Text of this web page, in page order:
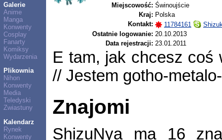
Galerie
Anime
Manga
Konwenty
Cosplay
Fanarty
Komiksy
Wydarzenia
Plikownia
Nihon
Konwenty
Media
Teledyski
Zwiastuny
Kalendarz
Rynek
Konwenty
Miejscowość: Świnoujście
Kraj: Polska
Kontakt:
11784161
Ostatnie logowanie: 20.10.2013
Data rejestracji: 23.01.2011
E tam, jak chcesz coś
// Jestem gotho-
Znajomi
ShizuNya ma 16